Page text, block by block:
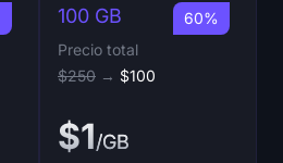
60%
100 GB
Precio total
$250 → $100
$1/GB